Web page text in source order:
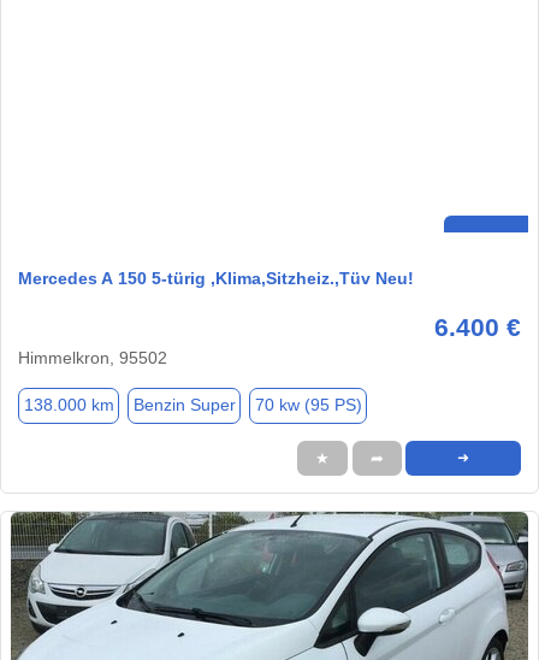
Mercedes A 150 5-türig ,Klima,Sitzheiz.,Tüv Neu!
6.400 €
Himmelkron, 95502
138.000 km Benzin Super 70 kw (95 PS)
★ ➦ ➜